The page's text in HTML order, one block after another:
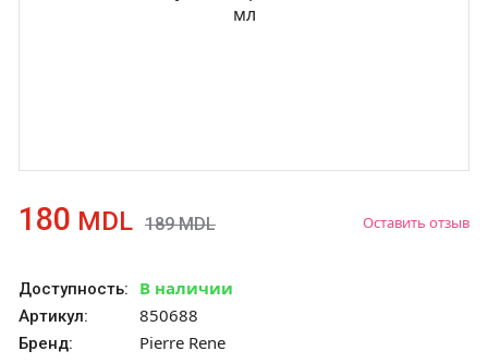
180 MDL 189MDL Оставить отзыв
Доступность: В наличии
Артикул: 850688
Бренд: Pierre Rene